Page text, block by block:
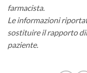
farmacista.
Le informazioni
sostituire il rapporto
paziente.